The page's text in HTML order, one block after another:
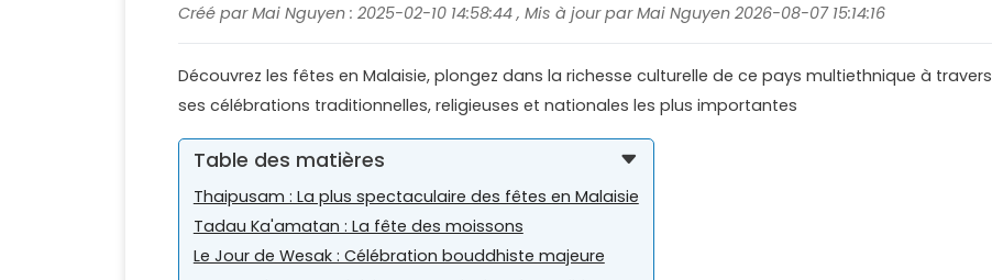
Créé par Mai Nguyen : 2025-02-10 14:58:44 , Mis à jour par Mai Nguyen 2026-08-07 15:14:16
Découvrez les fêtes en Malaisie, plongez dans la richesse culturelle de ce pays multiethnique à travers
ses célébrations traditionnelles, religieuses et nationales les plus importantes
Table des matières
Thaipusam : La plus spectaculaire des fêtes en Malaisie
Tadau Ka'amatan : La fête des moissons
Le Jour de Wesak : Célébration bouddhiste majeure